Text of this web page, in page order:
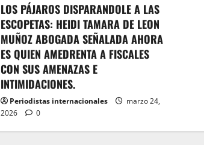
LOS PÁJAROS DISPARANDOLE A LAS
ESCOPETAS: HEIDI TAMARA DE LEON
MUÑOZ ABOGADA SEÑALADA AHORA
ES QUIEN AMEDRENTA A FISCALES
CON SUS AMENAZAS E
INTIMIDACIONES.
Periodistas internacionales
marzo 24,
2026
0